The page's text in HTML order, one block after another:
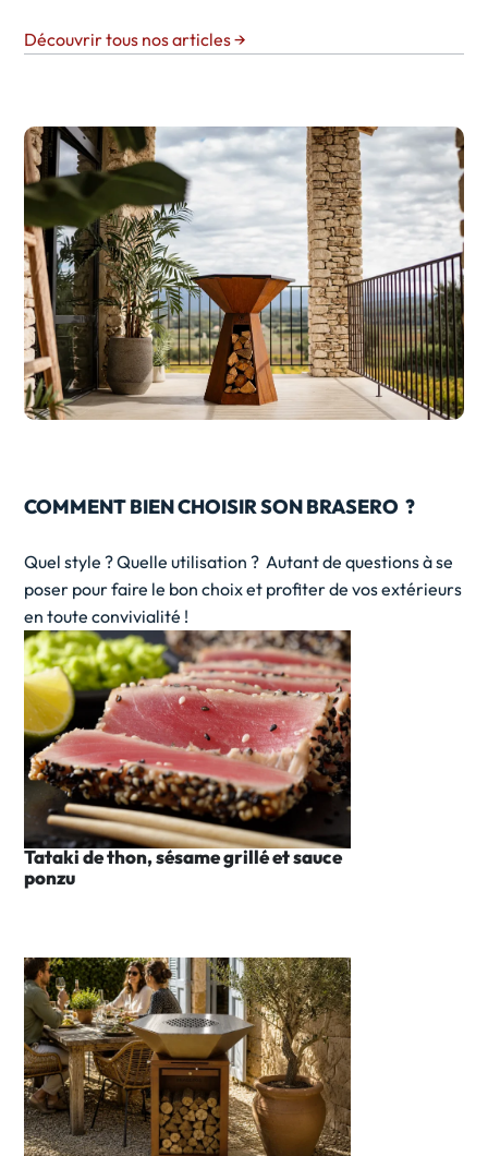
Découvrir tous nos articles→
COMMENT BIEN CHOISIR SON BRASERO ?
Quel style ? Quelle utilisation ? Autant de questions à se
poser pour faire le bon choix et profiter de vos extérieurs
en toute convivialité !
Tataki de thon, sésame grillé et sauce
ponzu